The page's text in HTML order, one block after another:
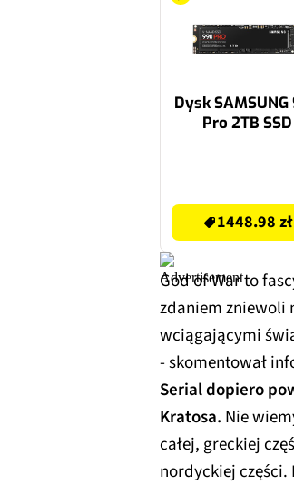
Dysk SAMSUNG
Pro 2TB SSD
1448.98 zł
God of War to
zdaniem zniewoli
wciągającymi
- skomentował
Serial dopiero
Kratosa. Nie
całej, greckiej
nordyckiej